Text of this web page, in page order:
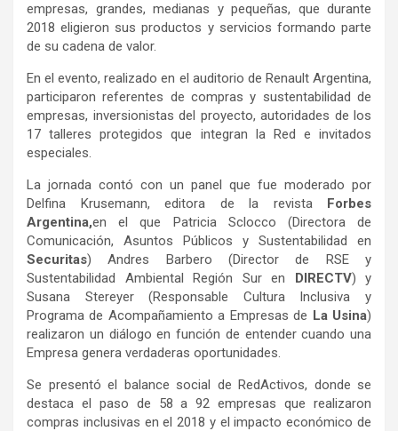
empresas, grandes, medianas y pequeñas, que durante
2018 eligieron sus productos y servicios formando parte
de su cadena de valor.
En el evento, realizado en el auditorio de Renault Argentina,
participaron referentes de compras y sustentabilidad de
empresas, inversionistas del proyecto, autoridades de los
17 talleres protegidos que integran la Red e invitados
especiales.
La jornada contó con un panel que fue moderado por
Delfina Krusemann, editora de la revista Forbes
Argentina,en el que Patricia Sclocco (Directora de
Comunicación, Asuntos Públicos y Sustentabilidad en
Securitas) Andres Barbero (Director de RSE y
Sustentabilidad Ambiental Región Sur en DIRECTV) y
Susana Stereyer (Responsable Cultura Inclusiva y
Programa de Acompañamiento a Empresas de La Usina)
realizaron un diálogo en función de entender cuando una
Empresa genera verdaderas oportunidades.
Se presentó el balance social de RedActivos, donde se
destaca el paso de 58 a 92 empresas que realizaron
compras inclusivas en el 2018 y el impacto económico de